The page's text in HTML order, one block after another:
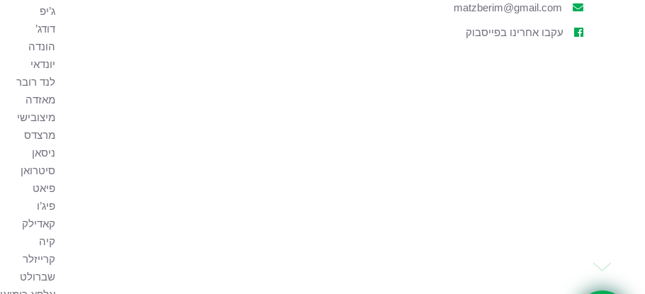
matzberim@gmail.com
עקבו אחרינו בפייסבוק
ג’יפ
דודג’
הונדה
יונדאי
לנד רובר
מאזדה
מיצובישי
מרצדס
ניסאן
סיטרואן
פיאט
פיג’ו
קאדילק
קיה
קרייזלר
שברולט